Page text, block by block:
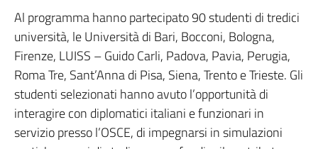
Al programma hanno partecipato 90 studenti di tredici
università, le Università di Bari, Bocconi, Bologna,
Firenze, LUISS – Guido Carli, Padova, Pavia, Perugia,
Roma Tre, Sant’Anna di Pisa, Siena, Trento e Trieste. Gli
studenti selezionati hanno avuto l’opportunità di
interagire con diplomatici italiani e funzionari in
servizio presso l’OSCE, di impegnarsi in simulazioni